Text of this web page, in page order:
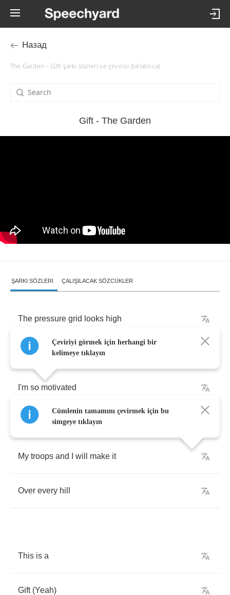
Назад
The Garden – Gift şarkı sözleri ve çevirisi (tıklatınca)
Gift - The Garden
ŞARKI SÖZLERI ÇALIŞILACAK SÖZCÜKLER
The pressure grid looks high
The charts are up this month
I'm so motivated
can barely speak
My troops and will make it
Over every hill
This is a
Gift(Yeah)
Çeviriyi görmek için herhangi bir
kelimeye tıklayın
Cümlenin tamamını çevirmek için bu
simgeye tıklayın